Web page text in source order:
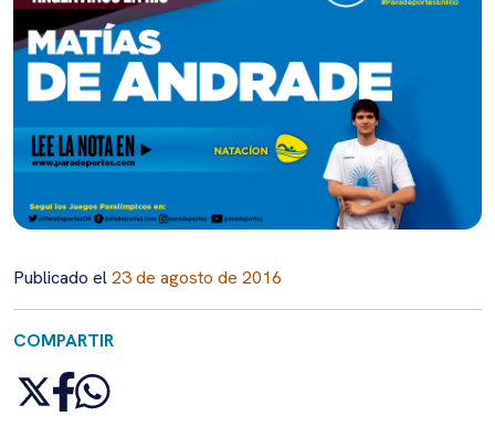
Publicado el23 de agosto de 2016
COMPARTIR